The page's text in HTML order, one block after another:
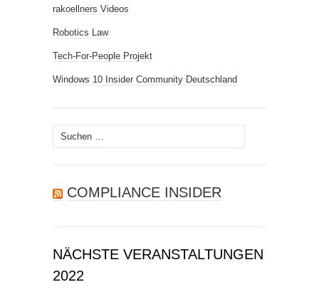
rakoellners Videos
Robotics Law
Tech-For-People Projekt
Windows 10 Insider Community Deutschland
Suchen
nach:
COMPLIANCE INSIDER
NÄCHSTE VERANSTALTUNGEN
2022